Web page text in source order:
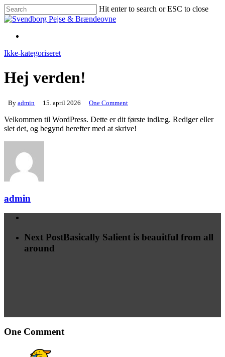
Skip
to
content
Hit enter to search or ESC to close
Close
Ikke-kategoriseret
Hej verden!
By admin 15. april 2026 One Comment
Velkommen til WordPress. Dette er dit første indlæg. Rediger eller
slet det, og begynd herefter med at skrive!
admin
Next PostBasically Salient is beauitful from all
around
One Comment